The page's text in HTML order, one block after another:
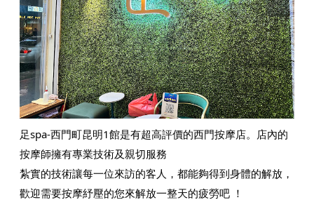
足spa-西門町昆明1館是有超高評價的西門按摩店。店內的
按摩師擁有專業技術及親切服務
紮實的技術讓每一位來訪的客人，都能夠得到身體的解放，
歡迎需要按摩紓壓的您來解放一整天的疲勞吧 ！